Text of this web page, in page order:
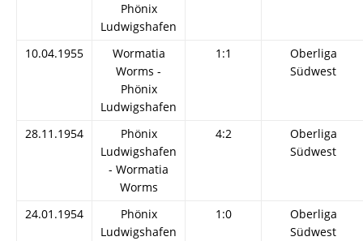
Phönix
Ludwigshafen
10.04.1955
Wormatia
Worms -
Phönix
Ludwigshafen
1:1
Oberliga
Südwest
28.11.1954
Phönix
Ludwigshafen
- Wormatia
Worms
4:2
Oberliga
Südwest
24.01.1954
Phönix
Ludwigshafen
1:0
Oberliga
Südwest